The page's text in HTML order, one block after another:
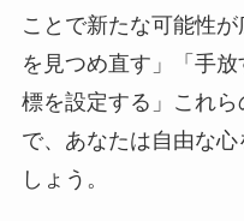
ことで新たな可能性
を見つめ直す」「手
標を設定する」これ
で、あなたは自由な
しょう。